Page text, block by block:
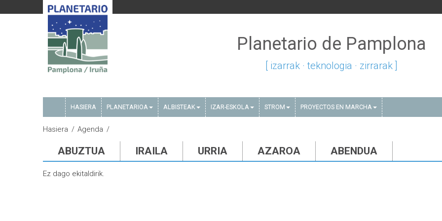
Planetario de Pamplona
[ izarrak · teknologia · zirrarak ]
HASIERA PLANETARIOA ALBISTEAK IZAR-ESKOLA STROM PROYECTOS EN MARCHA
Hasiera Agenda
ABUZTUA IRAILA URRIA AZAROA ABENDUA
Ez dago ekitaldirik.